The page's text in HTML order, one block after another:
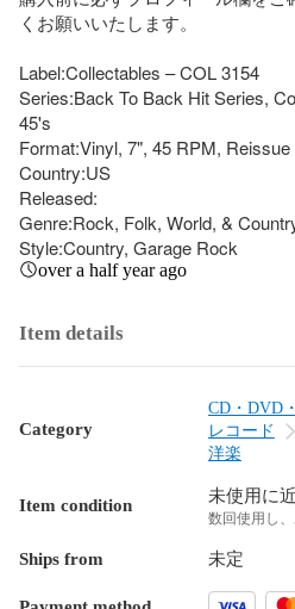
くお願いいたします。
Label:Collectables – COL 3154
Series:Back To Back Hit Series,
45's
Format:Vinyl, 7", 45 RPM, Reissue
Country:US
Released:
Genre:Rock, Folk, World, &
Style:Country, Garage Rock
over a half year ago
Item details
Category
CD・DVD
レコード
洋楽
Item condition 未使用に
数回使用し
Ships from 未定